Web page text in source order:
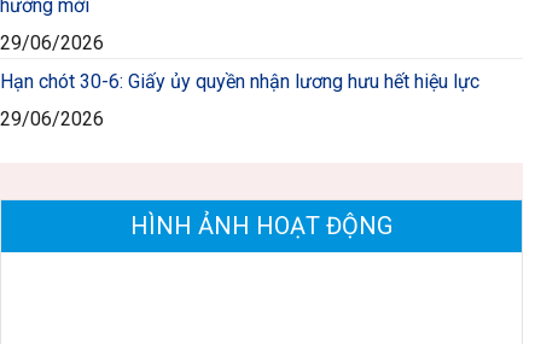
hưởng mới
29/06/2026
Hạn chót 30-6: Giấy ủy quyền nhận lương hưu hết hiệu lực
29/06/2026
HÌNH ẢNH HOẠT ĐỘNG